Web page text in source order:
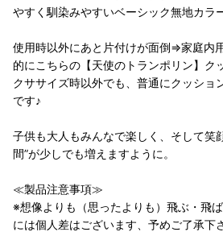
やすく馴染みやすいベーシック無地カラー
使用時以外にあと片付けが面倒⇒家庭内
的にこちらの【天使のトランポリン】ク
クササイズ時以外でも、普通にクッショ
です♪
子供も大人もみんなで楽しく、そして笑
間”が少しでも増えますように。
≪製品注意事項≫
※想像よりも（思ったよりも）飛ぶ・飛
には個人差はございます、予めご了承下